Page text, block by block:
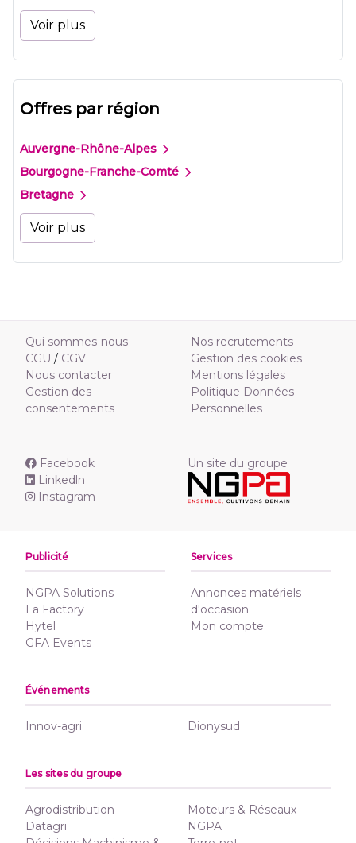
Voir plus
Offres par région
Auvergne-Rhône-Alpes
Bourgogne-Franche-Comté
Bretagne
Voir plus
Qui sommes-nous
CGU / CGV
Nous contacter
Gestion des
consentements
Nos recrutements
Gestion des cookies
Mentions légales
Politique Données
Personnelles
Facebook
Linkedln
Instagram
Un site du groupe
Publicité
NGPA Solutions
La Factory
Hytel
GFA Events
Services
Annonces matériels
d'occasion
Mon compte
Événements
Innov-agri Dionysud
Les sites du groupe
Agrodistribution
Datagri
Moteurs & Réseaux
NGPA